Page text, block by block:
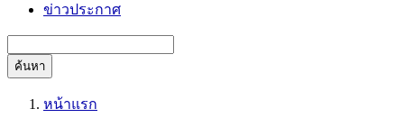
ข่าวประกาศ
ค้นหา
หน้าแรก